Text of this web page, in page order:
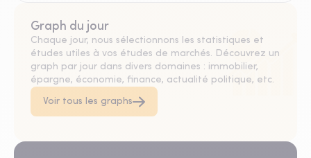
Graph du jour
Chaque jour, nous sélectionnons les statistiques et
études utiles à vos études de marchés. Découvrez un
graph par jour dans divers domaines : immobilier,
épargne, économie, finance, actualité politique, etc.
Voir tous les graphs